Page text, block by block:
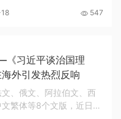
事。习近...
547
习近平谈治国理
外引发热烈反响
、俄文、阿拉伯文、西
繁体等8个文版，近日由